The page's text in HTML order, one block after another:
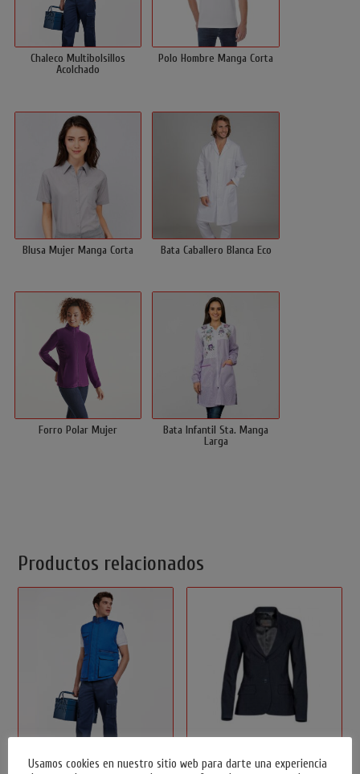
Chaleco Multibolsillos
Acolchado
Polo Hombre Manga Corta
Blusa Mujer Manga Corta Bata Caballero Blanca Eco
Forro Polar Mujer
Bata Infantil Sta. Manga
Larga
Productos relacionados
Usamos cookies en nuestro sitio web para darte una experiencia